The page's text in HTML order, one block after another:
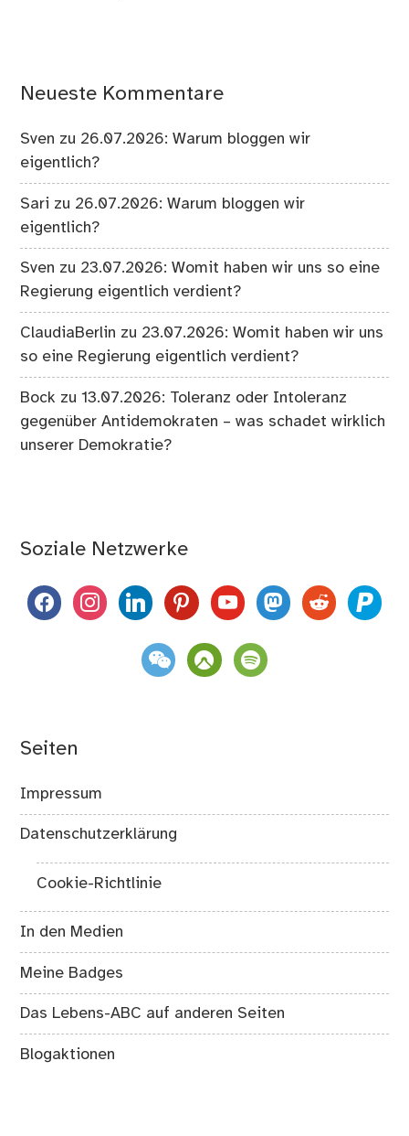
Neueste Kommentare
Sven zu 26.07.2026: Warum bloggen wir
eigentlich?
Sari zu 26.07.2026: Warum bloggen wir
eigentlich?
Sven zu 23.07.2026: Womit haben wir uns so eine
Regierung eigentlich verdient?
ClaudiaBerlin zu 23.07.2026: Womit haben wir uns
so eine Regierung eigentlich verdient?
Bock zu13.07.2026: Toleranz oder Intoleranz
gegenüber Antidemokraten – was schadet wirklich
unserer Demokratie?
Soziale Netzwerke
facebookinstagramlinkedinpinterestyoutubemastodon
reddit paypal
weixin komootspotify
Seiten
Impressum
Datenschutzerklärung
Cookie-Richtlinie
In den Medien
Meine Badges
Das Lebens-ABC auf anderen Seiten
Blogaktionen